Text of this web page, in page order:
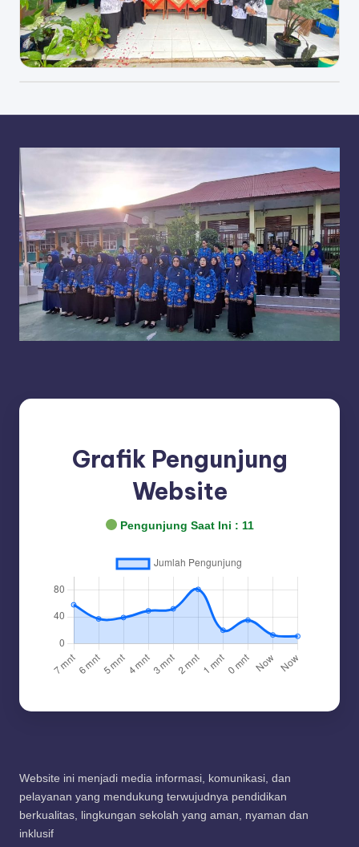
Grafik Pengunjung
Website
Pengunjung Saat Ini : 11
Website ini menjadi media informasi, komunikasi, dan
pelayanan yang mendukung terwujudnya pendidikan
berkualitas, lingkungan sekolah yang aman, nyaman dan
inklusif